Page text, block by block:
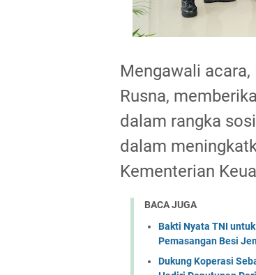
Mengawali acara,
Rusna,
dalam rangka
dalam
Kementerian
BACA JUGA
Bakti Nyata TNI
Pemasangan Besi
Dukung Koperasi